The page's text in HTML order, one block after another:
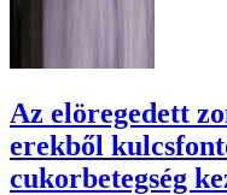
Az elöregedett
erekből
cukorbetegség